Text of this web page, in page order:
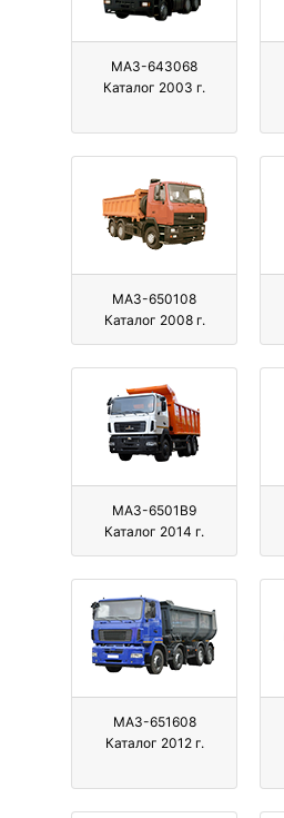
МАЗ-643068
Каталог 2003 г.
МАЗ-650108
Каталог 2008 г.
МАЗ-6501B9
Каталог 2014 г.
МАЗ-651608
Каталог 2012 г.